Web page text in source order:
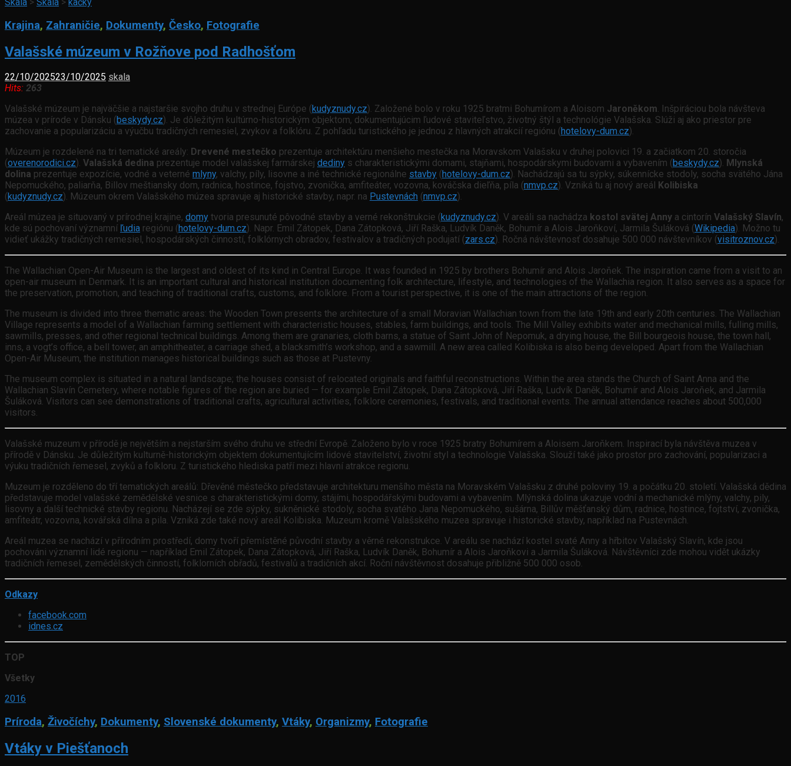
Krajina, Zahraničie, Dokumenty, Česko, Fotografie
Valašské múzeum v Rožňove pod Radhošťom
22/10/202523/10/2025 skala
Hits: 263
Valašské múzeum je najväčšie a najstaršie svojho druhu v strednej Európe (kudyznudy.cz). Založené bolo v roku 1925 bratmi Bohumírom a Aloisom Jaroněkom. Inšpiráciou bola návšteva
múzea v prírode v Dánsku (beskydy.cz). Je dôležitým kultúrno-historickým objektom, dokumentujúcim ľudové staviteľstvo, životný štýl a technológie Valašska. Slúži aj ako priestor pre
zachovanie a popularizáciu a výučbu tradičných remesiel, zvykov a folklóru. Z pohľadu turistického je jednou z hlavných atrakcií regiónu (hotelovy-dum.cz).
Múzeum je rozdelené na tri tematické areály: Drevené mestečko prezentuje architektúru menšieho mestečka na Moravskom Valašsku v druhej polovici 19. a začiatkom 20. storočia
(overenorodici.cz). Valašská dedina prezentuje model valašskej farmárskej dediny s charakteristickými domami, stajňami, hospodárskymi budovami a vybavením (beskydy.cz). Mlynská
dolina prezentuje expozície, vodné a veterné mlyny, valchy, píly, lisovne a iné technické regionálne stavby (hotelovy-dum.cz). Nachádzajú sa tu sýpky, súkennícke stodoly, socha svätého Jána
Nepomuckého, paliarňa, Billov meštiansky dom, radnica, hostince, fojstvo, zvonička, amfiteáter, vozovna, kováčska dieľňa, píla (nmvp.cz). Vzniká tu aj nový areál
Kolibiska
(kudyznudy.cz). Múzeum okrem Valašského múzea spravuje aj historické stavby, napr. na Pustevnách (nmvp.cz).
Areál múzea je situovaný v prírodnej krajine, domy tvoria presunuté pôvodné stavby a verné rekonštrukcie (kudyznudy.cz). V areáli sa nachádza kostol svätej Anny a cintorín Valašský Slavín,
kde sú pochovaní významní ľudia regiónu (hotelovy-dum.cz). Napr. Emil Zátopek, Dana Zátopková, Jiří Raška, Ludvík Daněk, Bohumír a Alois Jaroňkoví, Jarmila Šuláková (Wikipedia). Možno tu
vidieť ukážky tradičných remesiel, hospodárských činností, folklórnych obradov, festivalov a tradičných podujatí (zars.cz). Ročná návštevnosť dosahuje 500 000 návštevníkov (visitroznov.cz).
The Wallachian Open-Air Museum is the largest and oldest of its kind in Central Europe. It was founded in 1925 by brothers Bohumír and Alois Jaroňek. The inspiration came from a visit to an
open-air museum in Denmark. It is an important cultural and historical institution documenting folk architecture, lifestyle, and technologies of the Wallachia region. It also serves as a space for
the preservation, promotion, and teaching of traditional crafts, customs, and folklore. From a tourist perspective, it is one of the main attractions of the region.
The museum is divided into three thematic areas: the Wooden Town presents the architecture of a small Moravian Wallachian town from the late 19th and early 20th centuries. The Wallachian
Village represents a model of a Wallachian farming settlement with characteristic houses, stables, farm buildings, and tools. The Mill Valley exhibits water and mechanical mills, fulling mills,
sawmills, presses, and other regional technical buildings. Among them are granaries, cloth barns, a statue of Saint John of Nepomuk, a drying house, the Bill bourgeois house, the town hall,
inns, a vogt’s office, a bell tower, an amphitheater, a carriage shed, a blacksmith’s workshop, and a sawmill. A new area called Kolibiska is also being developed. Apart from the Wallachian
Open-Air Museum, the institution manages historical buildings such as those at Pustevny.
The museum complex is situated in a natural landscape; the houses consist of relocated originals and faithful reconstructions. Within the area stands the Church of Saint Anna and the
Wallachian Slavín Cemetery, where notable figures of the region are buried — for example Emil Zátopek, Dana Zátopková, Jiří Raška, Ludvík Daněk, Bohumír and Alois Jaroňek, and Jarmila
Šuláková. Visitors can see demonstrations of traditional crafts, agricultural activities, folklore ceremonies, festivals, and traditional events. The annual attendance reaches about 500,000
visitors.
Valašské muzeum v přírodě je největším a nejstarším svého druhu ve střední Evropě. Založeno bylo v roce 1925 bratry Bohumírem a Aloisem Jaroňkem. Inspirací byla návštěva muzea v
přírodě v Dánsku. Je důležitým kulturně-historickým objektem dokumentujícím lidové stavitelství, životní styl a technologie Valašska. Slouží také jako prostor pro zachování, popularizaci a
výuku tradičních řemesel, zvyků a folkloru. Z turistického hlediska patří mezi hlavní atrakce regionu.
Muzeum je rozděleno do tří tematických areálů: Dřevěné městečko představuje architekturu menšího města na Moravském Valašsku z druhé poloviny 19. a počátku 20. století. Valašská dědina
představuje model valašské zemědělské vesnice s charakteristickými domy, stájími, hospodářskými budovami a vybavením. Mlýnská dolina ukazuje vodní a mechanické mlýny, valchy, pily,
lisovny a další technické stavby regionu. Nacházejí se zde sýpky, suk­něnické stodoly, socha svatého Jana Nepomuckého, sušárna, Billův měšťanský dům, radnice, hostince, fojtství, zvonička,
amfiteátr, vozovna, kovářská dílna a pila. Vzniká zde také nový areál Kolibiska. Muzeum kromě Valašského muzea spravuje i historické stavby, například na Pustevnách.
Areál muzea se nachází v přírodním prostředí, domy tvoří přemístěné původní stavby a věrné rekonstrukce. V areálu se nachází kostel svaté Anny a hřbitov Valašský Slavín, kde jsou
pochováni významní lidé regionu — například Emil Zátopek, Dana Zátopková, Jiří Raška, Ludvík Daněk, Bohumír a Alois Jaroňkovi a Jarmila Šuláková. Návštěvníci zde mohou vidět ukázky
tradičních řemesel, zemědělských činností, folklorních obřadů, festivalů a tradičních akcí. Roční návštěvnost dosahuje přibližně 500 000 osob.
Odkazy
facebook.com
idnes.cz
TOP
Všetky
2016
Príroda, Živočíchy, Dokumenty, Slovenské dokumenty, Vtáky, Organizmy, Fotografie
Vtáky v Piešťanoch